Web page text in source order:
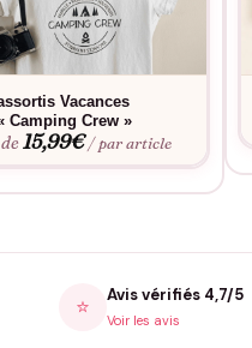
Vacances
Camping Crew »
15,99€ / par article
⭐ Avis vérifiés 4,7/5
Voir les avis